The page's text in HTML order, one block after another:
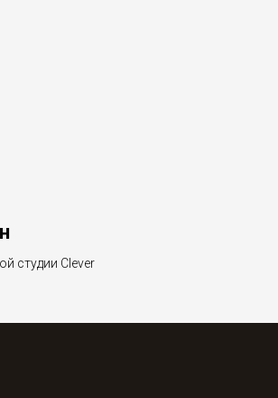
студии Clever